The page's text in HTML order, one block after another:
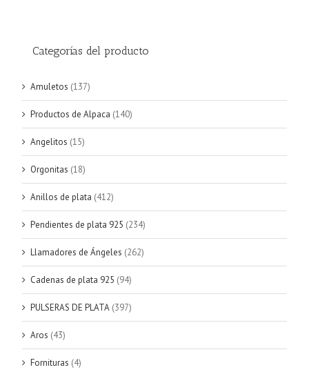
Categorías del producto
Amuletos (137)
Productos de Alpaca (140)
Angelitos (15)
Orgonitas (18)
Anillos de plata (412)
Pendientes de plata 925 (234)
Llamadores de Ángeles (262)
Cadenas de plata 925 (94)
PULSERAS DE PLATA (397)
Aros (43)
Fornituras (4)